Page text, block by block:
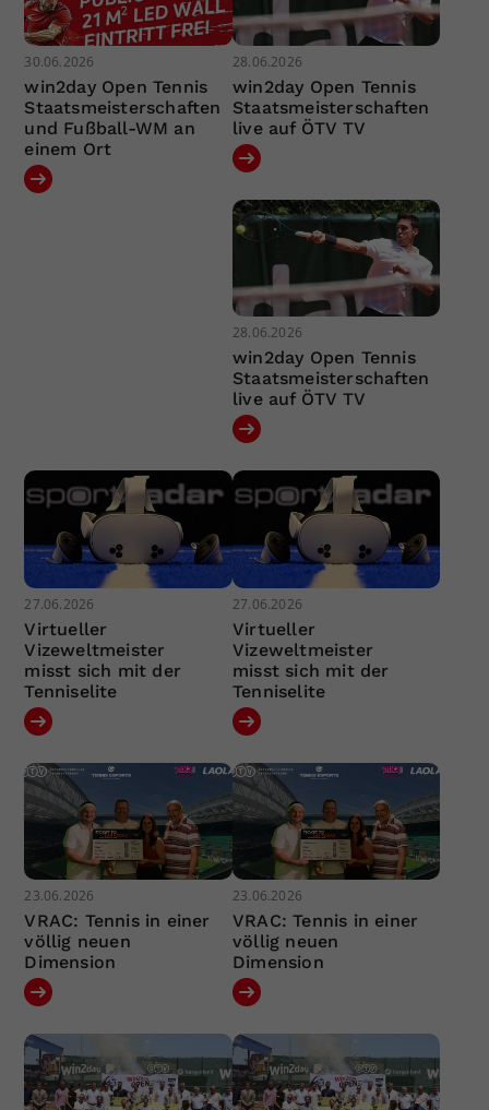
30.06.2026
win2day Open Tennis
Staatsmeisterschaften
und Fußball-WM an
einem Ort
28.06.2026
win2day Open Tennis
Staatsmeisterschaften
live auf ÖTV TV
28.06.2026
win2day Open Tennis
Staatsmeisterschaften
live auf ÖTV TV
27.06.2026
Virtueller
Vizeweltmeister
misst sich mit der
Tenniselite
27.06.2026
Virtueller
Vizeweltmeister
misst sich mit der
Tenniselite
23.06.2026
VRAC: Tennis in einer
völlig neuen
Dimension
23.06.2026
VRAC: Tennis in einer
völlig neuen
Dimension